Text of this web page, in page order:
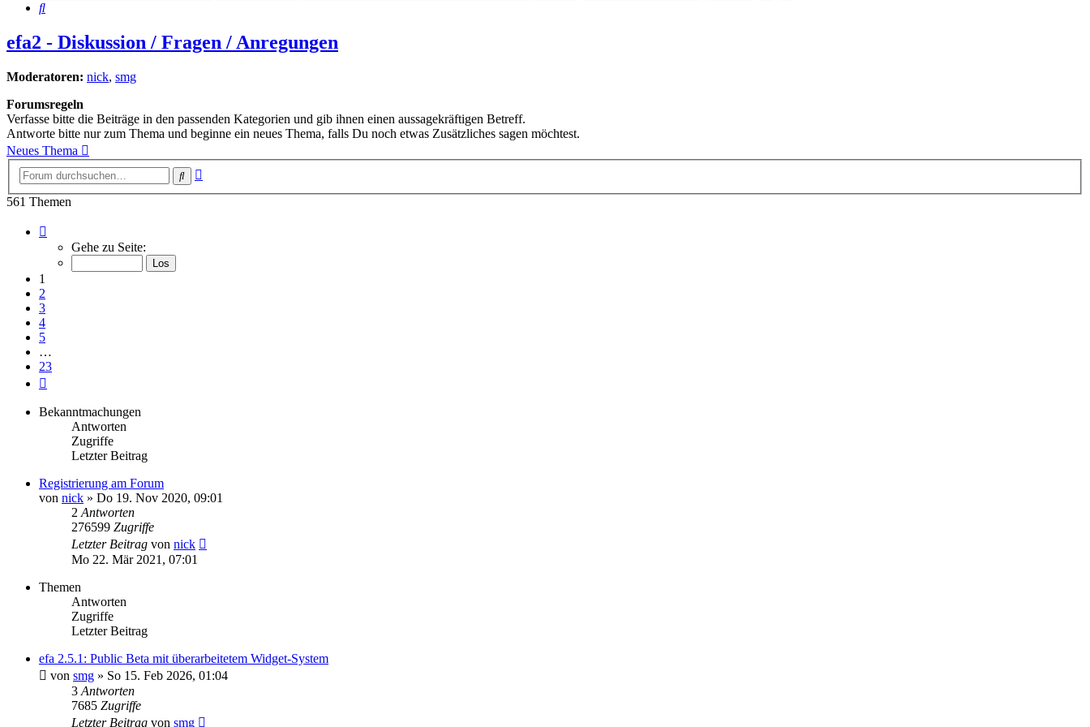
Suche
efa2 - Diskussion / Fragen / Anregungen
Moderatoren: nick, smg
Forumsregeln
Verfasse bitte die Beiträge in den passenden Kategorien und gib ihnen einen aussagekräftigen Betreff.
Antworte bitte nur zum Thema und beginne ein neues Thema, falls Du noch etwas Zusätzliches sagen möchtest.
Neues Thema
Suche
561 Themen
von
Gehe zu Seite:
1
2
3
4
5
…
23
Bekanntmachungen
Antworten
Zugriffe
Letzter Beitrag
Registrierung am Forum
von nick » Do 19. Nov 2020, 09:01
2 Antworten
276599 Zugriffe
Letzter Beitrag von nick
Mo 22. Mär 2021, 07:01
Themen
Antworten
Zugriffe
Letzter Beitrag
efa 2.5.1: Public Beta mit überarbeitetem Widget-System
von smg » So 15. Feb 2026, 01:04
3 Antworten
7685 Zugriffe
Letzter Beitrag von smg